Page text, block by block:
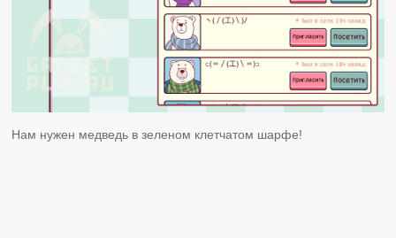
Нам нужен медведь в зеленом клетчатом шарфе!